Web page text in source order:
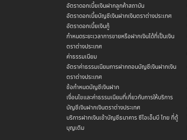
อัตราดอกเบี้ยเงินฝากลูกค้าสถาบัน
อัตราดอกเบี้ยบัญชีเงินฝากเงินตราต่างประเทศ
อัตราดอกเบี้ยเงินกู้
กำหนดระยะเวลาการขายหรือฝากเงินได้ที่เป็นเงิน
ตราต่างประเทศ
ค่าธรรมเนียม
อัตราค่าธรรมเนียมการฝากถอนบัญชีเงินฝากเงิน
ตราต่างประเทศ
ข้อกำหนดบัญชีเงินฝาก
เงื่อนไขและค่าธรรมเนียมที่เกี่ยวกับการให้บริการ
บัญชีเงินฝากเงินตราต่างประเทศ
บริการฝากเงินเข้าบัญชีธนาคาร ซีไอเอ็มบี ไทย ที่ตู้
บุญเติม